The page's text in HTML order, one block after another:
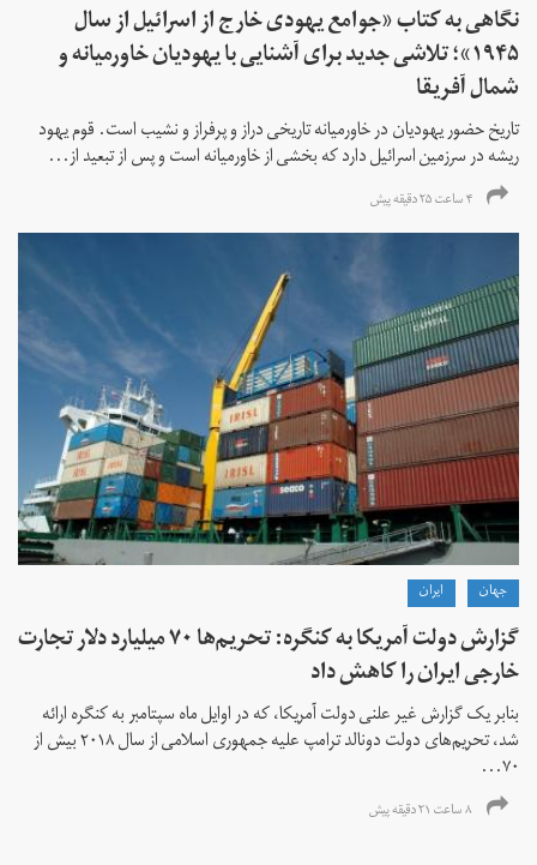
نگاهی به کتاب «جوامع یهودی خارج از اسرائیل از سال
۱۹۴۵»؛ تلاشی جدید برای آشنایی با یهودیان خاورمیانه و
شمال آفریقا
تاریخ حضور یهودیان در خاورمیانه تاریخی دراز و پرفراز و نشیب است. قوم یهود
ریشه در سرزمین اسرائیل دارد که بخشی از خاورمیانه است و پس از تبعید از...
۴ ساعت ۲۵ دقیقه پیش
جهان ايران
گزارش دولت آمریکا به کنگره: تحریم‌ها ۷۰ میلیارد دلار تجارت
خارجی ایران را کاهش داد
بنابر یک گزارش غیر علنی دولت آمریکا، که در اوایل ماه سپتامبر به کنگره ارائه
شد، تحریم‌های دولت دونالد ترامپ علیه جمهوری اسلامی از سال ۲۰۱۸ بیش از
۷۰...
۸ ساعت ۲۱ دقیقه پیش